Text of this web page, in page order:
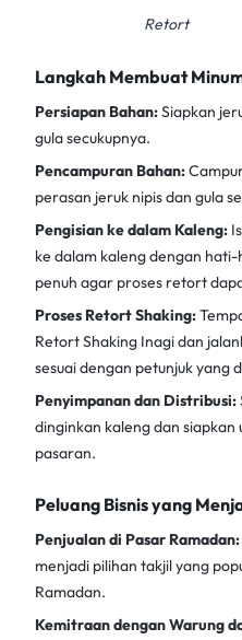
Retort
Langkah Membuat
Persiapan Bahan:Siapkan
gula secukupnya.
Pencampuran Bahan:
perasan jeruk nipis dan gula
Pengisian ke dalam Kaleng:
ke dalam kaleng dengan
penuh agar proses retort
Proses Retort Shaking:
Retort Shaking Inagidan
sesuai dengan petunjuk yang
Penyimpanan dan Distribusi:
dinginkan kaleng dan siapkan
pasaran.
Peluang Bisnis yang
Penjualan di Pasar Ramadan:
menjadi pilihan takjil yang
Ramadan.
Kemitraan dengan Warung